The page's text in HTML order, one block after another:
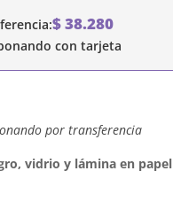
$38.280
con tarjeta
por transferencia
vidrio y lámina en papel